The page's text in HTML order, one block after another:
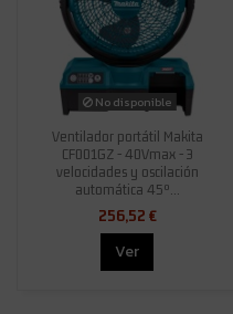
No disponible
Ventilador portátil Makita
CF001GZ - 40Vmax - 3
velocidades y oscilación
automática 45º...
256,52 €
Ver